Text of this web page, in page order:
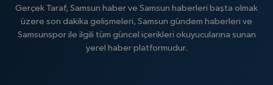
Gerçek Taraf, Samsun haber ve Samsun haberleri başta olmak
üzere son dakika gelişmeleri, Samsun gündem haberleri ve
Samsunspor ile ilgili tüm güncel içerikleri okuyucularına sunan
yerel haber platformudur.